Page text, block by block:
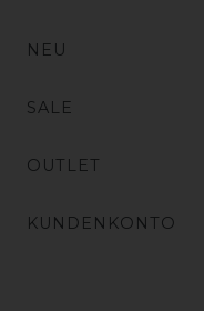
NEU
SALE
OUTLET
KUNDENKONTO